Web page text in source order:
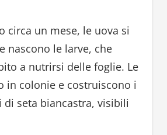
circa un mese, le uova si
nascono le larve, che
a nutrirsi delle foglie. Le
in colonie e costruiscono i
di seta biancastra, visibili